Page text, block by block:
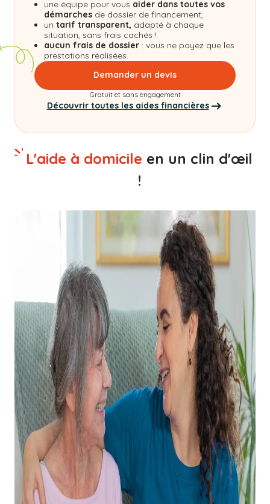
une équipe pour vous aider dans toutes vos
démarches de dossier de financement,
un tarif transparent, adapté à chaque
situation, sans frais cachés !
aucun frais de dossier : vous ne payez que les
prestations réalisées.
Demander un devis
Gratuit et sans engagement
Découvrir toutes les aides financières
L'aide à domicile en un clin d'œil
!